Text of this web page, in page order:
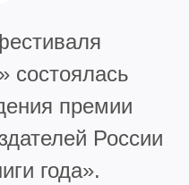
состоялась
премии
России
года».